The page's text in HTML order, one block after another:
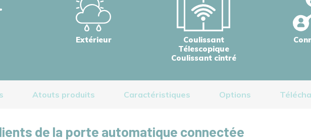
Extérieur
Coulissant
Télescopique
Coulissant cintré
Atouts produits Caractéristiques Options
de la porte automatique connectée